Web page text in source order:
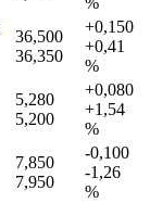
36,500
36,350
+0,150
+0,41
%
5,280
5,200
+0,080
+1,54
%
7,850
7,950
-0,100
-1,26
%